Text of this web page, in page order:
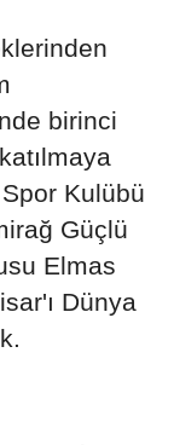
birinci
Spor Kulübü
Güçlü
Elmas
Dünya